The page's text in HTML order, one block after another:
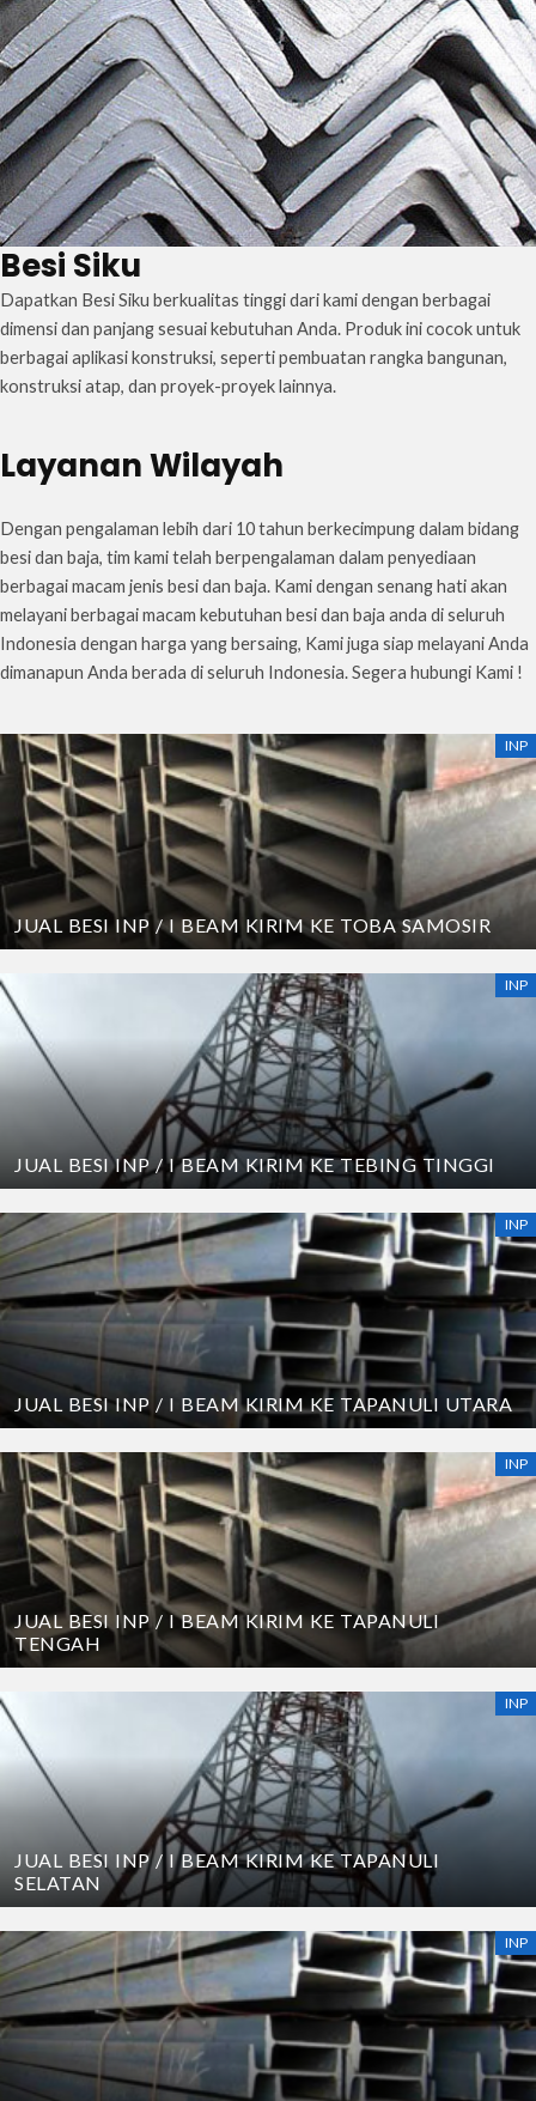
Besi Siku
Dapatkan Besi Siku berkualitas tinggi dari kami dengan berbagai
dimensi dan panjang sesuai kebutuhan Anda. Produk ini cocok untuk
berbagai aplikasi konstruksi, seperti pembuatan rangka bangunan,
konstruksi atap, dan proyek-proyek lainnya.
Layanan Wilayah
Dengan pengalaman lebih dari 10 tahun berkecimpung dalam bidang
besi dan baja, tim kami telah berpengalaman dalam penyediaan
berbagai macam jenis besi dan baja. Kami dengan senang hati akan
melayani berbagai macam kebutuhan besi dan baja anda di seluruh
Indonesia dengan harga yang bersaing, Kami juga siap melayani Anda
dimanapun Anda berada di seluruh Indonesia. Segera hubungi Kami !
INP
JUAL BESI INP / I BEAM KIRIM KE TOBA SAMOSIR
INP
JUAL BESI INP / I BEAM KIRIM KE TEBING TINGGI
INP
JUAL BESI INP / I BEAM KIRIM KE TAPANULI UTARA
INP
JUAL BESI INP / I BEAM KIRIM KE TAPANULI
TENGAH
INP
JUAL BESI INP / I BEAM KIRIM KE TAPANULI
SELATAN
INP